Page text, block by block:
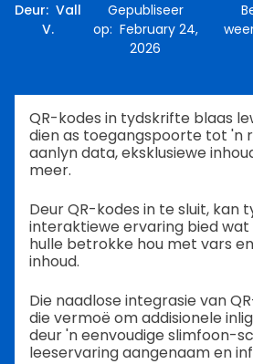
Deur: Vall
V.
Gepubliseer
op: February 24,
2026
QR-kodes in tydskrifte blaas
dien as toegangspoorte tot 'n
aanlyn data, eksklusiewe
meer.
Deur QR-kodes in te sluit, kan
interaktiewe ervaring bied wat
hulle betrokke hou met vars
inhoud.
Die naadlose integrasie van
die vermoë om addisionele
deur 'n eenvoudige slimfoon-
leeservaring aangenaam en